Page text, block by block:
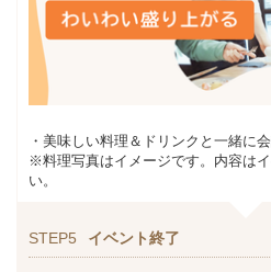
・美味しい料理＆ドリンクと一緒に
※料理写真はイメージです。内容は
い。
STEP5 イベント終了